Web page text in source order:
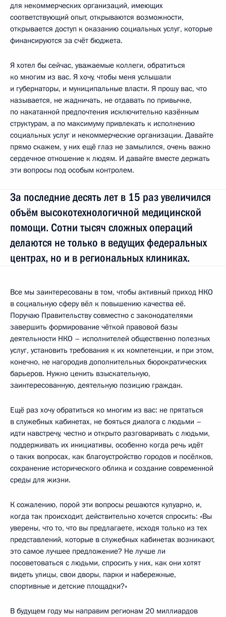
для некоммерческих организаций, имеющих
соответствующий опыт, открываются возможности,
открывается доступ к оказанию социальных услуг, которые
финансируются за счёт бюджета.
Я хотел бы сейчас, уважаемые коллеги, обратиться
ко многим из вас. Я хочу, чтобы меня услышали
и губернаторы, и муниципальные власти. Я прошу вас, что
называется, не жадничать, не отдавать по привычке,
по накатанной предпочтения исключительно казённым
структурам, а по максимуму привлекать к исполнению
социальных услуг и некоммерческие организации. Давайте
прямо скажем, у них ещё глаз не замылился, очень важно
сердечное отношение к людям. И давайте вместе держать
эти вопросы под особым контролем.
За последние десять лет в 15 раз увеличился
объём высокотехнологичной медицинской
помощи. Сотни тысяч сложных операций
делаются не только в ведущих федеральных
центрах, но и в региональных клиниках.
Все мы заинтересованы в том, чтобы активный приход НКО
в социальную сферу вёл к повышению качества её.
Поручаю Правительству совместно с законодателями
завершить формирование чёткой правовой базы
деятельности НКО – исполнителей общественно полезных
услуг, установить требования к их компетенции, и при этом,
конечно, не нагородив дополнительных бюрократических
барьеров. Нужно ценить взыскательную,
заинтересованную, деятельную позицию граждан.
Ещё раз хочу обратиться ко многим из вас: не прятаться
в служебных кабинетах, не бояться диалога с людьми –
идти навстречу, честно и открыто разговаривать с людьми,
поддерживать их инициативы, особенно когда речь идёт
о таких вопросах, как благоустройство городов и посёлков,
сохранение исторического облика и создание современной
среды для жизни.
К сожалению, порой эти вопросы решаются кулуарно, и,
когда так происходит, действительно хочется спросить: «Вы
уверены, что то, что вы предлагаете, исходя только из тех
представлений, которые в служебных кабинетах возникают,
это самое лучшее предложение? Не лучше ли
посоветоваться с людьми, спросить у них, как они хотят
видеть улицы, свои дворы, парки и набережные,
спортивные и детские площадки?»
В будущем году мы направим регионам 20 миллиардов